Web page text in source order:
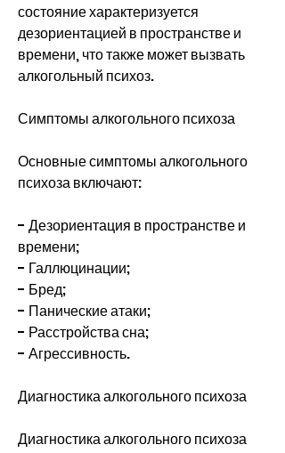
состояние характеризуется
дезориентацией в пространстве и
времени, что также может вызвать
алкогольный психоз.
Симптомы алкогольного психоза
Основные симптомы алкогольного
психоза включают:
- Дезориентация в пространстве и
времени;
- Галлюцинации;
- Бред;
- Панические атаки;
- Расстройства сна;
- Агрессивность.
Диагностика алкогольного психоза
Диагностика алкогольного психоза